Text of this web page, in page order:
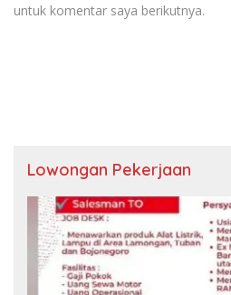
untuk komentar saya berikutnya.
Lowongan Pekerjaan